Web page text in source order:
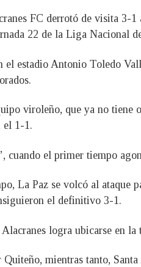
FC derrotó de visita 3-1
22 de la Liga Nacional
el estadio Antonio Toledo
viroleño, que ya no
el 1-1.
cuando el primer tiempo
La Paz se volcó al ataque
el definitivo 3-1.
Alacranes logra ubicarse en
Quiteño, mientras tanto,